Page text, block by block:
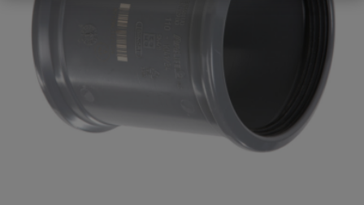
Naam
Samenvatting
Beoordeling